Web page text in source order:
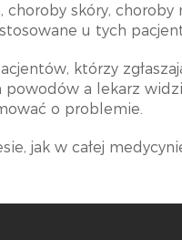
choroby skóry,
u tych
którzy
powodów a lekarz widzi
o problemie.
jak w całej